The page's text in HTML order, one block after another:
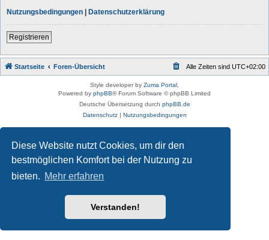
Diese Website nutzt Cookies, um dir den
bestmöglichen Komfort bei der Nutzung zu
bieten. Mehr erfahren
Verstanden!
Nutzungsbedingungen | Datenschutzerklärung
Registrieren
Startseite Foren-Übersicht Alle Zeiten sind UTC+02:00
Style developer by Zuma Portal
Powered by phpBB® Forum Software © phpBB Limited
Deutsche Übersetzung durch phpBB.de
Datenschutz| Nutzungsbedingungen